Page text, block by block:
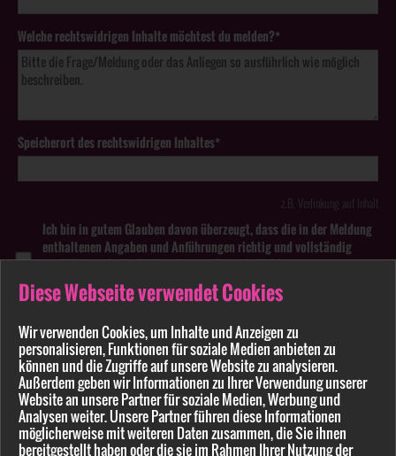
Diese Webseite verwendet Cookies
Wir verwenden Cookies, um Inhalte und Anzeigen zu
personalisieren, Funktionen für soziale Medien anbieten zu
können und die Zugriffe auf unsere Website zu analysieren.
Außerdem geben wir Informationen zu Ihrer Verwendung unserer
Website an unsere Partner für soziale Medien, Werbung und
Analysen weiter. Unsere Partner führen diese Informationen
möglicherweise mit weiteren Daten zusammen, die Sie ihnen
bereitgestellt haben oder die sie im Rahmen Ihrer Nutzung der
Welche rechtswidrigen Inhalte möchtest du melden?*
Speicherort des rechtswidrigen Inhaltes*
z.B. Verlinkung auf Inhalt
Ich bin in gutem Glauben davon überzeugt, dass die in der Meldung
enthaltenen Angaben und Anführungen richtig und vollständig
sind. Wissentlich falsche oder irreführende Meldungen zu
rechtswidrigen Inhalten können strafbar sein.
Pflichtfelder sind mit * markiert
Bitte beachten Sie unsereDatenschutzerklärung.